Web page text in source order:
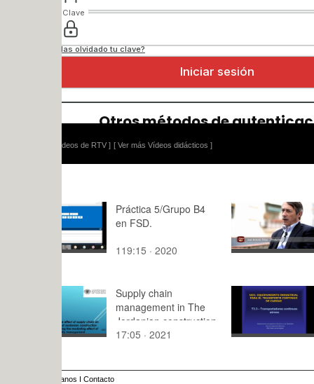
[ Ver más Vídeos didácticos ]
Práctica 5/Grupo B4
en FSD.
119:15 · 2020
LMC nº7
Daniel
Arévalo
37:33 ·
Supply chain
management in The
Jordanian construction
sector
17:05 · 2021 37:43 ·